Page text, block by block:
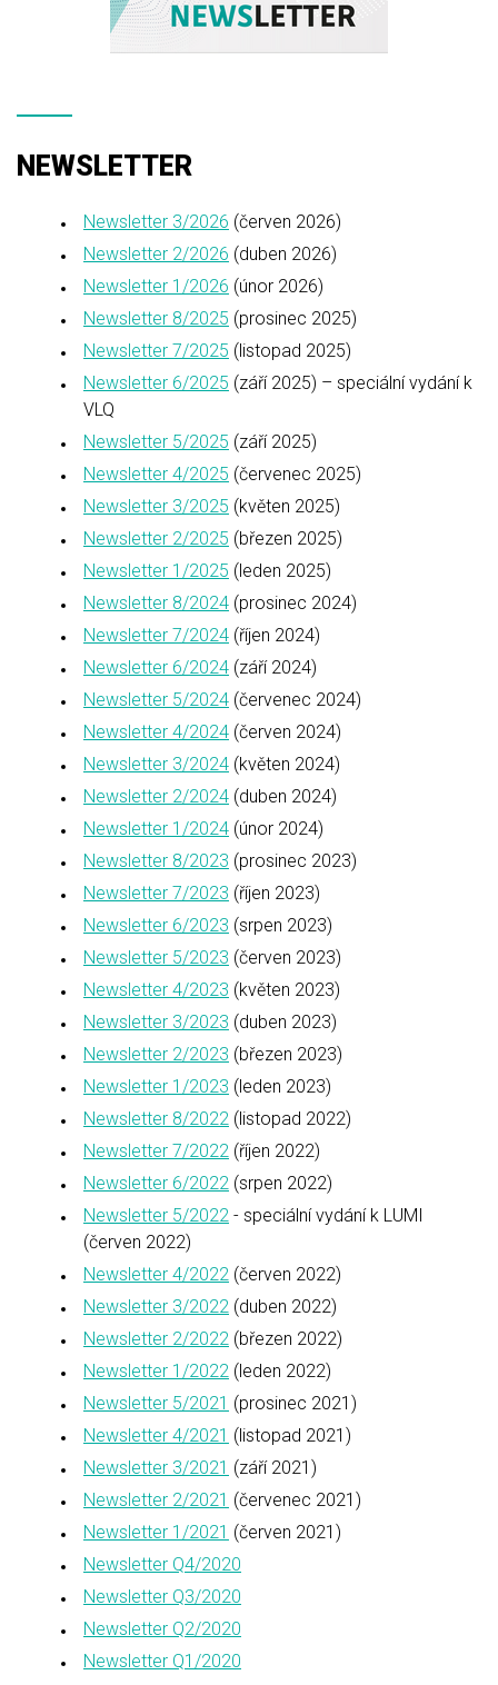
NEWSLETTER
Newsletter 3/2026 (červen 2026)
Newsletter 2/2026 (duben 2026)
Newsletter 1/2026 (únor 2026)
Newsletter 8/2025 (prosinec 2025)
Newsletter 7/2025 (listopad 2025)
Newsletter 6/2025 (září 2025) – speciální vydání k
VLQ
Newsletter 5/2025 (září 2025)
Newsletter 4/2025 (červenec 2025)
Newsletter 3/2025 (květen 2025)
Newsletter 2/2025 (březen 2025)
Newsletter 1/2025 (leden 2025)
Newsletter 8/2024 (prosinec 2024)
Newsletter 7/2024 (říjen 2024)
Newsletter 6/2024 (září 2024)
Newsletter 5/2024 (červenec 2024)
Newsletter 4/2024 (červen 2024)
Newsletter 3/2024 (květen 2024)
Newsletter 2/2024 (duben 2024)
Newsletter 1/2024 (únor 2024)
Newsletter 8/2023 (prosinec 2023)
Newsletter 7/2023 (říjen 2023)
Newsletter 6/2023 (srpen 2023)
Newsletter 5/2023 (červen 2023)
Newsletter 4/2023 (květen 2023)
Newsletter 3/2023 (duben 2023)
Newsletter 2/2023 (březen 2023)
Newsletter 1/2023 (leden 2023)
Newsletter 8/2022 (listopad 2022)
Newsletter 7/2022 (říjen 2022)
Newsletter 6/2022 (srpen 2022)
Newsletter 5/2022 - speciální vydání k LUMI
(červen 2022)
Newsletter 4/2022 (červen 2022)
Newsletter 3/2022 (duben 2022)
Newsletter 2/2022 (březen 2022)
Newsletter 1/2022 (leden 2022)
Newsletter 5/2021 (prosinec 2021)
Newsletter 4/2021 (listopad 2021)
Newsletter 3/2021 (září 2021)
Newsletter 2/2021 (červenec 2021)
Newsletter 1/2021 (červen 2021)
Newsletter Q4/2020
Newsletter Q3/2020
Newsletter Q2/2020
Newsletter Q1/2020